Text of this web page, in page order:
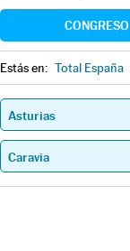
CONGRESO
Estás en: Total España